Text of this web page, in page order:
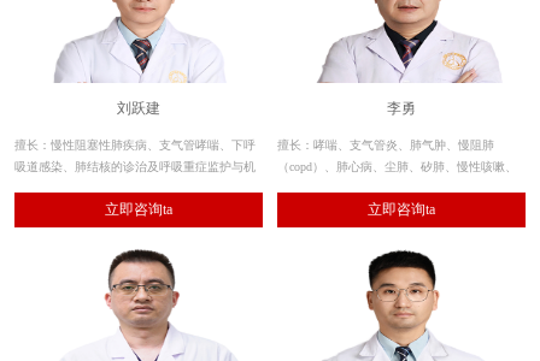
刘跃建
擅长：慢性阻塞性肺疾病、支气管哮喘、下呼
吸道感染、肺结核的诊治及呼吸重症监护与机
治疗性应用及肺功能测定。
立即咨询ta
李勇
擅长：哮喘、支气管炎、肺气肿、慢阻肺
（copd）、肺心病、尘肺、矽肺、慢性咳嗽、
化、肺结节、呼吸衰竭等呼吸系统疾病的诊
治。
立即咨询ta